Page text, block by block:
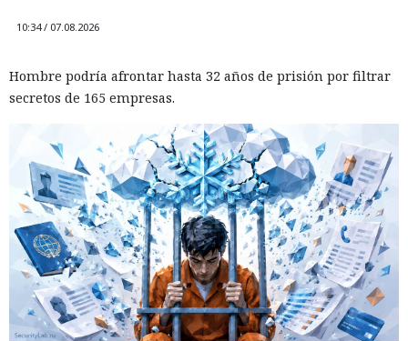
Las sanciones y restricciones contra las empresas
tecnológicas chinas por parte de las autoridades
estadounidenses hace tiempo que son noticia habitual —
ahora un escenario similarse está desarrollandoen sentido
inverso. La Administración del Ciberespacio de China
10:34 / 07.08.2026
Hombre podría afrontar hasta 32 años de prisión por filtrar
secretos de 165 empresas.